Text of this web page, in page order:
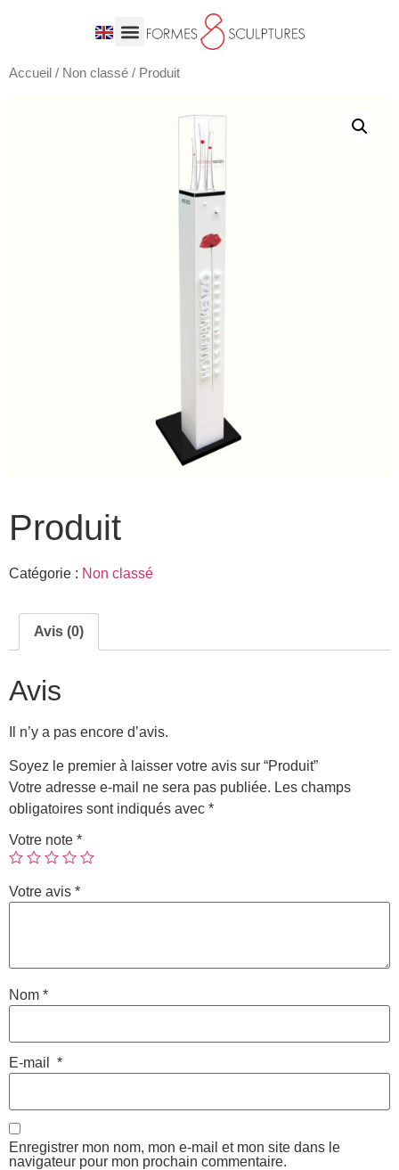
Accueil / Non classé / Produit
Produit
Catégorie : Non classé
Avis (0)
Avis
Il n’y a pas encore d’avis.
Soyez le premier à laisser votre avis sur “Produit”
Votre adresse e-mail ne sera pas publiée. Les champs
obligatoires sont indiqués avec *
Votre note *
Votre avis *
Nom *
E-mail *
Enregistrer mon nom, mon e-mail et mon site dans le
navigateur pour mon prochain commentaire.